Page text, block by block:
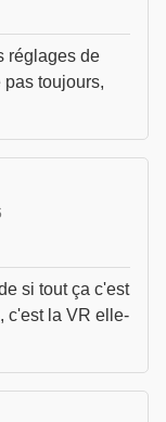
réglages de
pas toujours,
si tout ça c'est
c'est la VR elle-